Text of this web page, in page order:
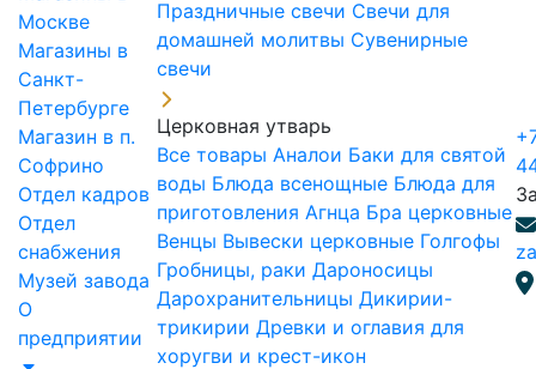
Москве
Магазины в
Санкт-
Петербурге
Магазин в п.
Софрино
Отдел кадров
Отдел
снабжения
Музей завода
О
предприятии
Праздничные свечи Свечи для
домашней молитвы Сувенирные
свечи
Церковная утварь
Все товары Аналои Баки для святой
воды Блюда всенощные Блюда для
приготовления Агнца Бра церковные
Венцы Вывески церковные Голгофы
Гробницы, раки Дароносицы
Дарохранительницы Дикирии-
трикирии Древки и оглавия для
хоругви и крест-икон